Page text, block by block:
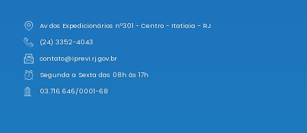
Av dos Expedicionários nº301 - Centro - Itatiaia - RJ
(24) 3352-4043
contato@iprevi.rj.gov.br
Segunda a Sexta das 08h às 17h
03.716.646/0001-68